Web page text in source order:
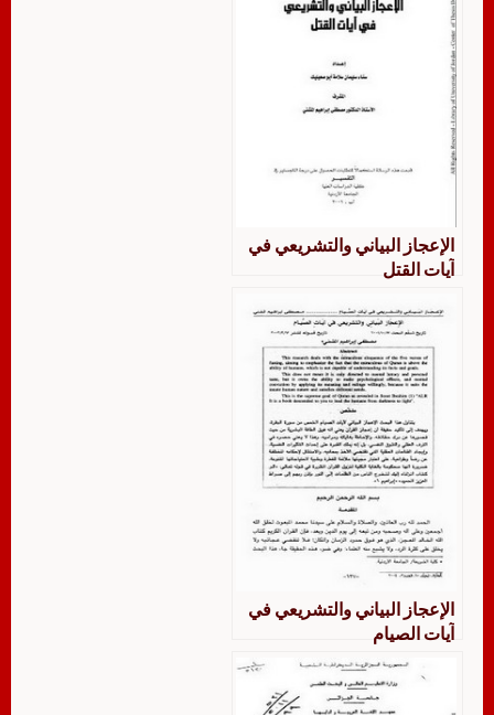
الإعجاز البياني والتشريعي في
آيات القتل
الإعجاز البياني والتشريعي في
آيات الصيام